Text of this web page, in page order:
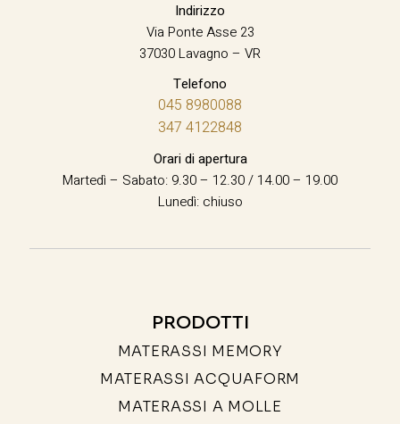
Indirizzo
Via Ponte Asse 23
37030 Lavagno – VR
Telefono
045 8980088
347 4122848
Orari di apertura
Martedì – Sabato: 9.30 – 12.30 / 14.00 – 19.00
Lunedì: chiuso
PRODOTTI
MATERASSI MEMORY
MATERASSI ACQUAFORM
MATERASSI A MOLLE